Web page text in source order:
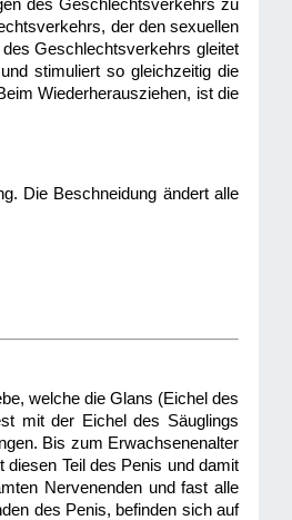
des Geschlechtsverkehrs zu
der den sexuellen
Geschlechtsverkehrs gleitet
stimuliert so gleichzeitig die
Wiederherausziehen, ist die
Die Beschneidung ändert alle
welche die Glans (Eichel des
mit der Eichel des Säuglings
Bis zum Erwachsenenalter
diesen Teil des Penis und damit
Nervenenden und fast alle
des Penis, befinden sich auf